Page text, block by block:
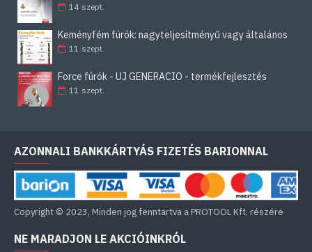
14 szept.
Keményfém fúrók: nagyteljesítményű vagy általános
11 szept.
Force fúrók - ÚJ GENERÁCIÓ - termékfejlesztés
11 szept.
AZONNALI BANKKÁRTYÁS FIZETÉS BARIONNAL
Copyright © 2023, Minden jog fenntartva a PROTOOL Kft. részére
NE MARADJON LE AKCIÓINKRÓL